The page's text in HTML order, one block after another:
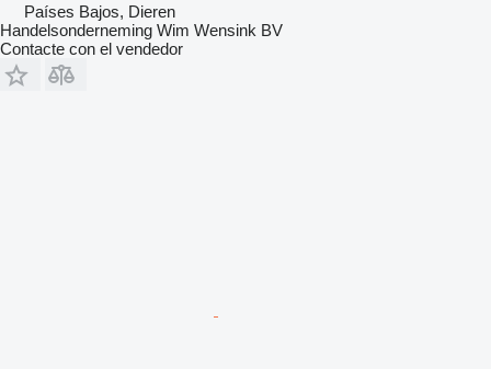
Países Bajos, Dieren
Handelsonderneming Wim Wensink BV
Contacte con el vendedor